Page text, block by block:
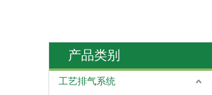
产品类别
工艺排气系统